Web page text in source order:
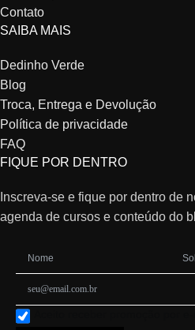
Contato
SAIBA MAIS
Dedinho Verde
Blog
Troca, Entrega e Devolução
Política de privacidade
FAQ
FIQUE POR DENTRO
Inscreva-se e fique por dentro de
agenda de cursos e conteúdo do